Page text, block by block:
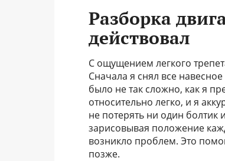
Разборка
действовал
С ощущением легкого
Сначала я снял все
было не так сложно, как я
относительно легко, и я
не потерять ни один болтик
зарисовывая положение
возникло проблем. Это
позже.